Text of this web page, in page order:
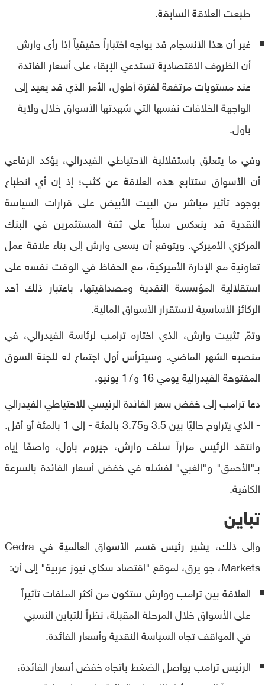
طبعت العلاقة السابقة.
غير أن هذا الانسجام قد يواجه اختباراً حقيقياً إذا رأى وارش
أن الظروف الاقتصادية تستدعي الإبقاء على أسعار الفائدة
عند مستويات مرتفعة لفترة أطول، الأمر الذي قد يعيد إلى
الواجهة الخلافات نفسها التي شهدتها الأسواق خلال ولاية
باول.
وفي ما يتعلق باستقلالية الاحتياطي الفيدرالي، يؤكد الرفاعي
أن الأسواق ستتابع هذه العلاقة عن كثب؛ إذ إن أي انطباع
بوجود تأثير مباشر من البيت الأبيض على قرارات السياسة
النقدية قد ينعكس سلباً على ثقة المستثمرين في البنك
المركزي الأميركي. ويتوقع أن يسعى وارش إلى بناء علاقة عمل
تعاونية مع الإدارة الأميركية، مع الحفاظ في الوقت نفسه على
استقلالية المؤسسة النقدية ومصداقيتها، باعتبار ذلك أحد
الركائز الأساسية لاستقرار الأسواق المالية.
وتمّ تثبيت وارش، الذي اختاره ترامب لرئاسة الفيدرالي، في
منصبه الشهر الماضي. وسيترأس أول اجتماع له للجنة السوق
المفتوحة الفيدرالية يومي 16 و17 يونيو.
دعا ترامب إلى خفض سعر الفائدة الرئيسي للاحتياطي الفيدرالي
- الذي يتراوح حاليًا بين 3.5 و3.75 بالمئة - إلى 1 بالمئة أو أقل.
وانتقد الرئيس مراراً سلف وارش، جيروم باول، واصفًا إياه
بـ"الأحمق" و"الغبي" لفشله في خفض أسعار الفائدة بالسرعة
الكافية.
تباين
وإلى ذلك، يشير رئيس قسم الأسواق العالمية في Cedra
Markets، جو يرق، لموقع "اقتصاد سكاي نيوز عربية" إلى أن:
العلاقة بين ترامب ووارش ستكون من أكثر الملفات تأثيراً
على الأسواق خلال المرحلة المقبلة، نظراً للتباين النسبي
في المواقف تجاه السياسة النقدية وأسعار الفائدة.
الرئيس ترامب يواصل الضغط باتجاه خفض أسعار الفائدة،